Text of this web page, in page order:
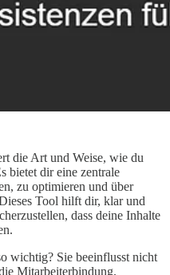
die Art und Weise, wie du
bietet dir eine zentrale
zu optimieren und über
Tool hilft dir, klar und
dass deine Inhalte
wichtig? Sie beeinflusst nicht
Mitarbeiterbindung.